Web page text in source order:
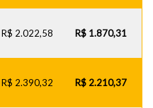
R$ 2.022,58 R$ 1.870,31
R$ 2.390,32 R$ 2.210,37